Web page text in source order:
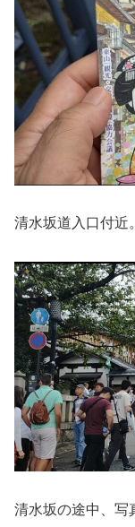
清水坂道入口付近
清水坂の途中、写